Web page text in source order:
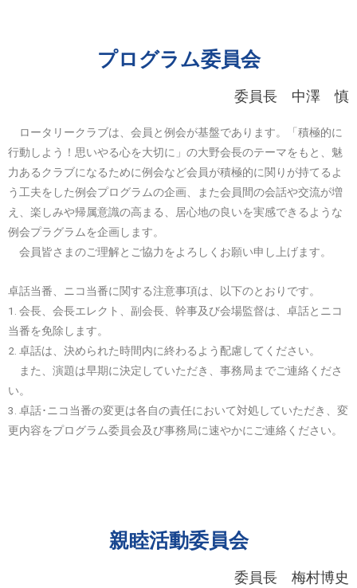
プログラム委員会
委員長 中澤 慎
ロータリークラブは、会員と例会が基盤であります。「積極的に
行動しよう！思いやる心を大切に」の大野会長のテーマをもと、魅
力あるクラブになるために例会など会員が積極的に関りが持てるよ
う工夫をした例会プログラムの企画、また会員間の会話や交流が増
え、楽しみや帰属意識の高まる、居心地の良いを実感できるような
例会プラグラムを企画します。
会員皆さまのご理解とご協力をよろしくお願い申し上げます。
卓話当番、ニコ当番に関する注意事項は、以下のとおりです。
1. 会長、会長エレクト、副会長、幹事及び会場監督は、卓話とニコ
当番を免除します。
2. 卓話は、決められた時間内に終わるよう配慮してください。
また、演題は早期に決定していただき、事務局までご連絡くださ
い。
3. 卓話･ニコ当番の変更は各自の責任において対処していただき、変
更内容をプログラム委員会及び事務局に速やかにご連絡ください。
親睦活動委員会
委員長 梅村博史